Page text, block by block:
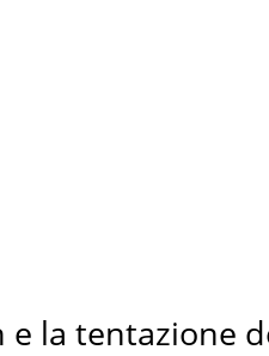
e la tentazione